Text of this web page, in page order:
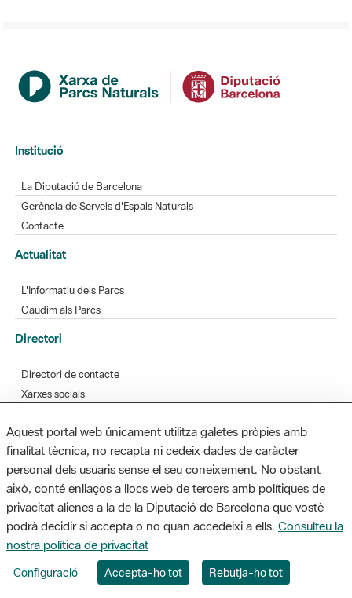
Institució
La Diputació de Barcelona
Gerència de Serveis d'Espais Naturals
Contacte
Actualitat
L'Informatiu dels Parcs
Gaudim als Parcs
Directori
Directori de contacte
Xarxes socials
Bústia de suggeriments
Opineu sobre els parcs
MAPA WEB AVÍS LEGAL ACCESSIBILITAT
Diputació de Barcelona. Edifici Llacuna, 1a planta. Badajoz, 49. 08005
Barcelona. Tel. 934 022 428 / xarxaparcs@diba.cat
Aquest portal web únicament utilitza galetes pròpies amb
finalitat tècnica, no recapta ni cedeix dades de caràcter
personal dels usuaris sense el seu coneixement. No obstant
això, conté enllaços a llocs web de tercers amb polítiques de
privacitat alienes a la de la Diputació de Barcelona que vostè
podrà decidir si accepta o no quan accedeixi a ells. Consulteu la
nostra política de privacitat
Configuració Accepta-ho tot Rebutja-ho tot